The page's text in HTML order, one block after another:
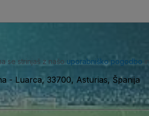
se strinjaš z našo uporabniško pogodbo
- Luarca, 33700, Asturias, Španija